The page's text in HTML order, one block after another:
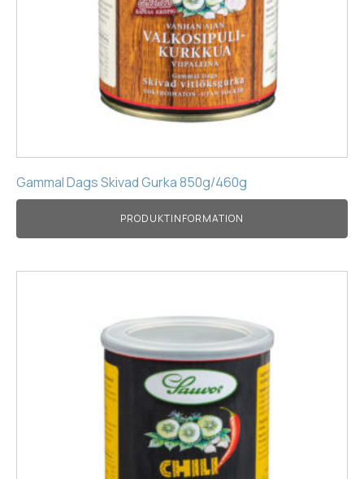
Gammal Dags Skivad Gurka 850g/460g
PRODUKTINFORMATION